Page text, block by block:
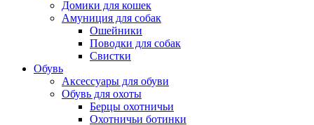
Домики для кошек
Амуниция для собак
Ошейники
Поводки для собак
Свистки
Обувь
Аксессуары для обуви
Обувь для охоты
Берцы охотничьи
Охотничьи ботинки